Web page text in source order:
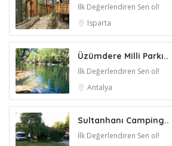
İlk Değerlendiren Sen ol!
Isparta
Üzümdere Milli Parkı..
İlk Değerlendiren Sen ol!
Antalya
Sultanhanı Camping..
İlk Değerlendiren Sen ol!